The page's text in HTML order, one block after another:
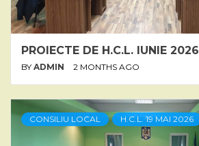
PROIECTE DE H.C.L. IUNIE 2026
BY ADMIN 2 MONTHS AGO
CONSILIU LOCAL H.C.L. 19 MAI 2026